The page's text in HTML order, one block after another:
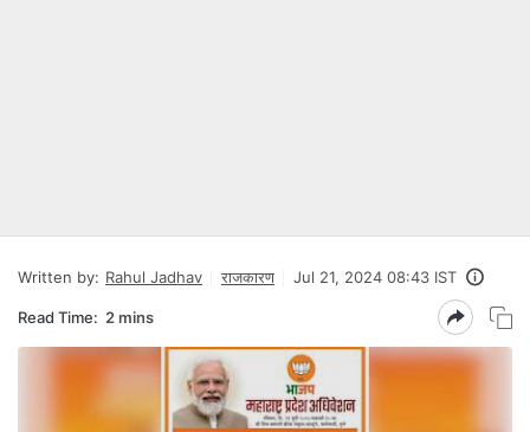
Written by: Rahul Jadhav राजकारण Jul 21, 2024 08:43 IST
Read Time: 2 mins